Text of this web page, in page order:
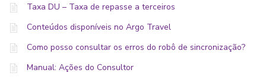
Taxa DU – Taxa de repasse a terceiros
Conteúdos disponíveis no Argo Travel
Como posso consultar os erros do robô de sincronização?
Manual: Ações do Consultor